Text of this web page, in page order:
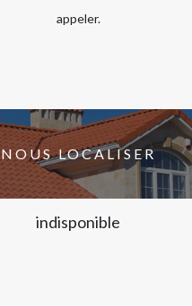
appeler.
NOUS LOCALISER
indisponible